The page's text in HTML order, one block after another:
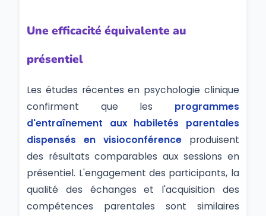
Une efficacité équivalente au
présentiel
Les études récentes en psychologie clinique
confirment que les programmes
d'entraînement aux habiletés parentales
dispensés en visioconférenceproduisent
des résultats comparables aux sessions en
présentiel. L'engagement des participants, la
qualité des échanges et l'acquisition des
compétences parentales sont similaires